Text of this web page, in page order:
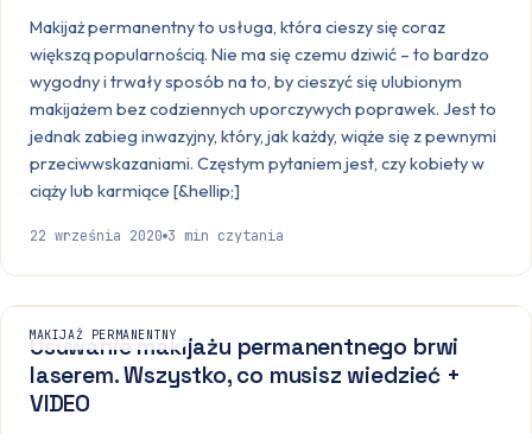
Makijaż permanentny to usługa, która cieszy się coraz
większą popularnością. Nie ma się czemu dziwić – to bardzo
wygodny i trwały sposób na to, by cieszyć się ulubionym
makijażem bez codziennych uporczywych poprawek. Jest to
jednak zabieg inwazyjny, który, jak każdy, wiąże się z pewnymi
przeciwwskazaniami. Częstym pytaniem jest, czy kobiety w
ciąży lub karmiące [&hellip;]
22 września 2020 3 min czytania
MAKIJAŻ PERMANENTNY
Usuwanie makijażu permanentnego brwi
laserem. Wszystko, co musisz wiedzieć +
VIDEO